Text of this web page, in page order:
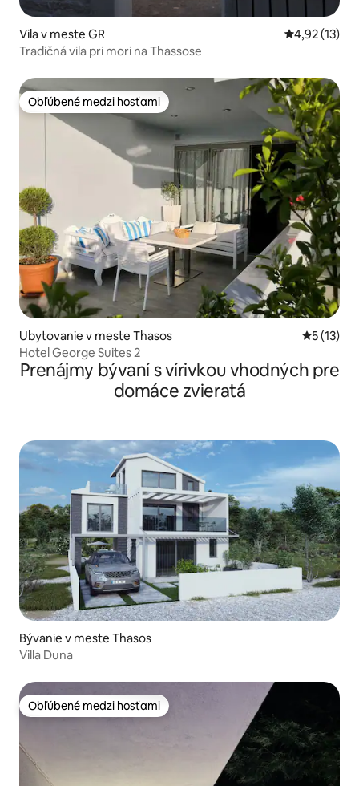
Vila v meste GR Priemerné
4,92 (13)
Tradičná vila pri mori na Thassose
Obľúbené medzi hosťami
Obľúbené medzi hosťami
Ubytovanie v meste Thasos
5 (13)
Hotel George Suites 2
Prenájmy bývaní s vírivkou vhodných pre
domáce zvieratá
Bývanie v meste Thasos
Villa Duna
Obľúbené medzi hosťami
Obľúbené medzi hosťami